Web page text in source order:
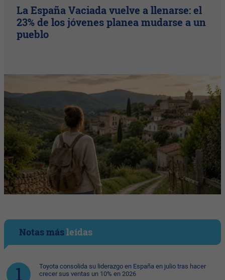
La España Vaciada vuelve a llenarse: el
23% de los jóvenes planea mudarse a un
pueblo
Notas másleídas
Toyota consolida su liderazgo en España en julio tras hacer
crecer sus ventas un 10% en 2026